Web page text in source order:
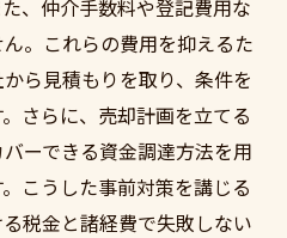
、仲介手数料や登記費用な
。これらの費用を抑えるた
ら見積もりを取り、条件を
さらに、売却計画を立てる
ーできる資金調達方法を用
こうした事前対策を講じる
税金と諸経費で失敗しない